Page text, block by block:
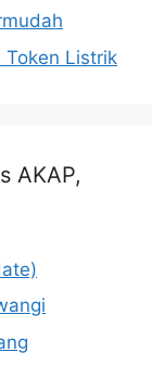
Token Listrik
AKAP,